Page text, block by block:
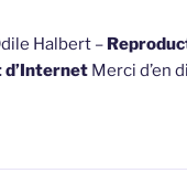
Halbert –
Merci d’en